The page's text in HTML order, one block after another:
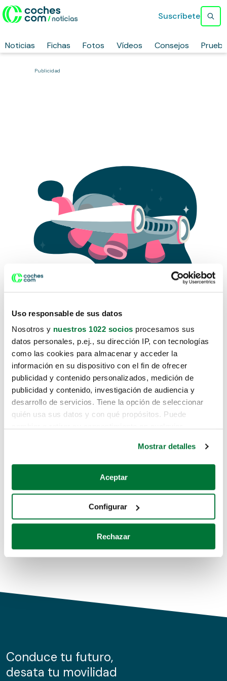
Uso responsable de sus datos
Nosotros y nuestros 1022 socios procesamos sus
datos personales, p.ej., su dirección IP, con tecnologías
como las cookies para almacenar y acceder la
información en su dispositivo con el fin de ofrecer
publicidad y contenido personalizados, medición de
publicidad y contenido, investigación de audiencia y
desarrollo de servicios. Tiene la opción de seleccionar
quién usa sus datos y con qué propósitos. Puede
Si lo permite, también quisiéramos:
Recopilar información sobre su ubicación geográfica
Identificar su dispositivo analizándolo activamente
para buscar características específicas (huellas
Obtenga más información sobre cómo se procesan sus
de cookies.
información sobre el uso que haga del sitio web con
nuestros partners de redes sociales, publicidad y análisis
Mostrar detalles
Aceptar
Configurar
Rechazar
Noticias Fichas Fotos Vídeos Consejos
Suscríbete
Publicidad
Lo sentimos, no sabemos como
te hemos traido hasta aquí.
Pero puedes encontrar el coche que estás
buscando en alguno de estos enlaces:
Coches de segunda mano
Coches de km0
Conduce tu futuro,
desata tu movilidad